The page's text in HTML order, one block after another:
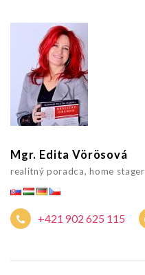
Mgr. Edita Vörösová
realitný poradca, home stager
+421 902 625 115